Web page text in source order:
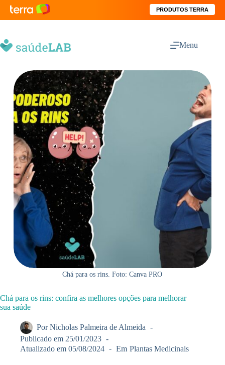
PRODUTOS TERRA
Menu
Chá para os rins. Foto: Canva PRO
Chá para os rins: confira as melhores opções para melhorar
sua saúde
Por Nicholas Palmeira de Almeida
Publicado em 25/01/2023
Atualizado em 05/08/2024 Em Plantas Medicinais